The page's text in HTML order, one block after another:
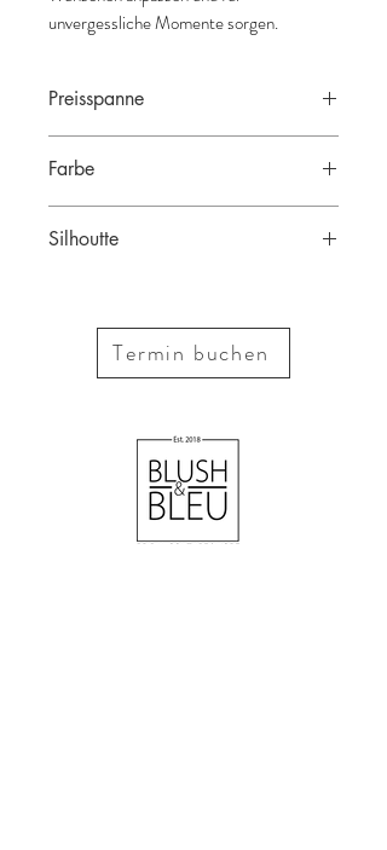
unvergessliche Momente sorgen.
Preisspanne
Farbe
Silhoutte
Termin buchen